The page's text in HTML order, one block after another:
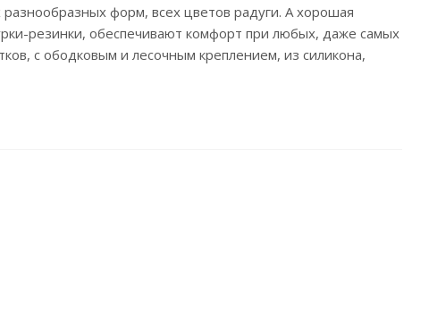
форм, всех цветов радуги. А хорошая
резинки, обеспечивают комфорт при любых, даже самых
с ободковым и лесочным креплением, из силикона,